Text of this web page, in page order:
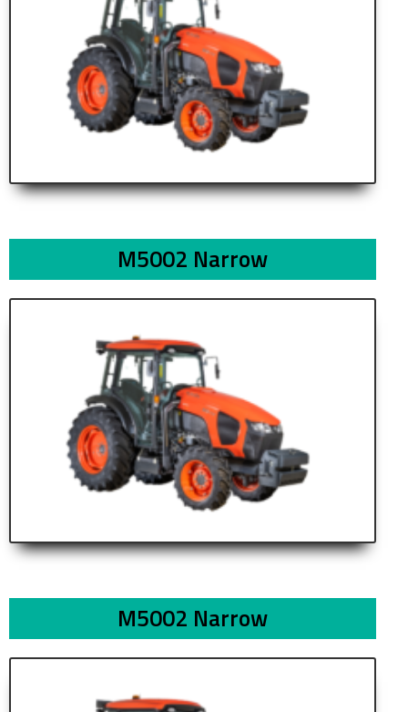
M5002 Narrow
M5002 Narrow